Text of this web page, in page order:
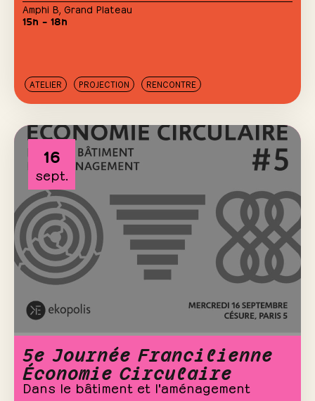
Amphi B Grand Plateau
15h – 18h
ATELIER PROJECTION RENCONTRE
16
sept.
5e Journée Francilienne
Économie Circulaire
Dans le bâtiment et l'aménagement